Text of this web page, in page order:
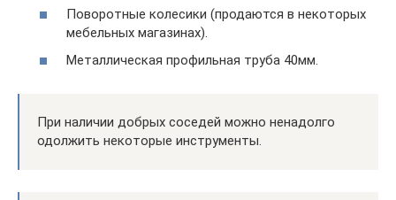
Поворотные колесики (продаются в некоторых
мебельных магазинах).
Металлическая профильная труба 40мм.
При наличии добрых соседей можно ненадолго
одолжить некоторые инструменты.